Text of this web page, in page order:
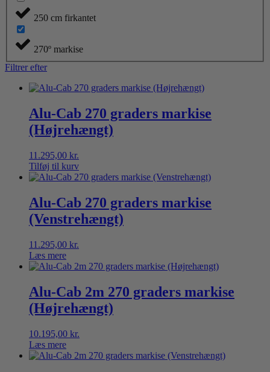
250 cm firkantet
270º markise
Filtrer efter
Alu-Cab 270 graders markise
(Højrehængt)
11.295,00 kr.
Tilføj til kurv
Alu-Cab 270 graders markise
(Venstrehængt)
11.295,00 kr.
Læs mere
Alu-Cab 2m 270 graders markise
(Højrehængt)
10.195,00 kr.
Læs mere